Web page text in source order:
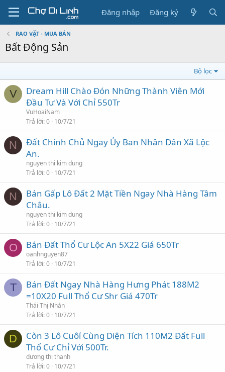
Đăng nhập Đăng ký
RAO VẶT - MUA BÁN
Bất Động Sản
Bộ lọc
V
Dream Hill Chào Đón Những Thành Viên Mới
Đầu Tư Và Với Chỉ 550Tr
VuHoaiNam
Trả lời 0 10/7/21
N
Đất Chính Chủ Ngay Ủy Ban Nhân Dân Xã Lộc
An.
nguyen thi kim dung
Trả lời 0 10/7/21
N
Bán Gấp Lô Đất 2 Mặt Tiền Ngay Nhà Hàng Tâm
Châu.
nguyen thi kim dung
Trả lời 0 10/7/21
O Bán Đất Thổ Cư Lộc An 5X22 Giá 650Tr
oanhnguyen87
Trả lời 0 10/7/21
T
Bán Đất Ngay Nhà Hàng Hưng Phát 188M2
=10X20 Full Thổ Cư Shr Giá 470Tr
Thái Thị Nhàn
Trả lời 0 10/7/21
D
Còn 3 Lô Cuôí Cùng Diện Tích 110M2 Đất Full
Thổ Cư Chỉ Với 500Tr.
dương thị thanh
Trả lời 0 10/7/21